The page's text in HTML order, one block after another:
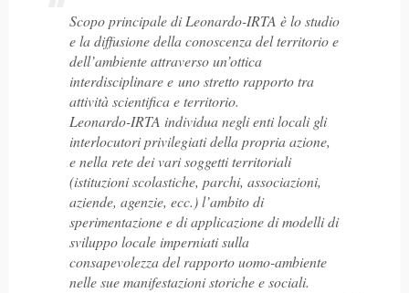
Scopo principale di Leonardo-IRTA è lo studio
e la diffusione della conoscenza del territorio e
dell’ambiente attraverso un’ottica
interdisciplinare e uno stretto rapporto tra
attività scientifica e territorio.
Leonardo-IRTA individua negli enti locali gli
interlocutori privilegiati della propria azione,
e nella rete dei vari soggetti territoriali
(istituzioni scolastiche, parchi, associazioni,
aziende, agenzie, ecc.) l’ambito di
sperimentazione e di applicazione di modelli di
sviluppo locale imperniati sulla
consapevolezza del rapporto uomo-ambiente
nelle sue manifestazioni storiche e sociali.